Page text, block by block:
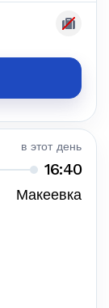
в этот день
16:40
Макеевка